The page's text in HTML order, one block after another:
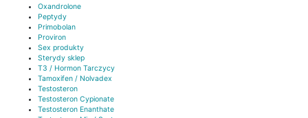
Oxandrolone
Peptydy
Primobolan
Proviron
Sex produkty
Sterydy sklep
T3 / Hormon Tarczycy
Tamoxifen / Nolvadex
Testosteron
Testosteron Cypionate
Testosteron Enanthate